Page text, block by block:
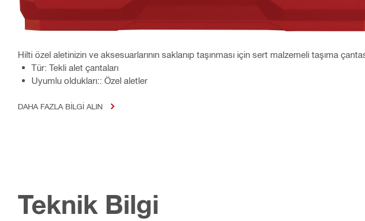
Hilti özel aletinizin ve aksesuarlarının saklanıp taşınması için sert malzemeli taşıma
Tür: Tekli alet çantaları
Uyumlu oldukları:: Özel aletler
DAHA FAZLA BILGI ALIN
Teknik Bilgi